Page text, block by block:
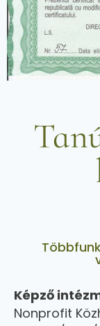
Képző
Nonprofit